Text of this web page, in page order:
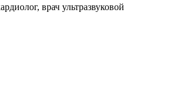
врач ультразвуковой